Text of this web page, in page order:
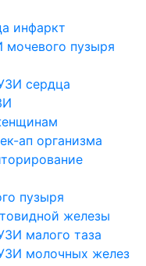
инфаркт
пузыря
сердца
ап организма
пузыря
железы
малого таза
молочных желез